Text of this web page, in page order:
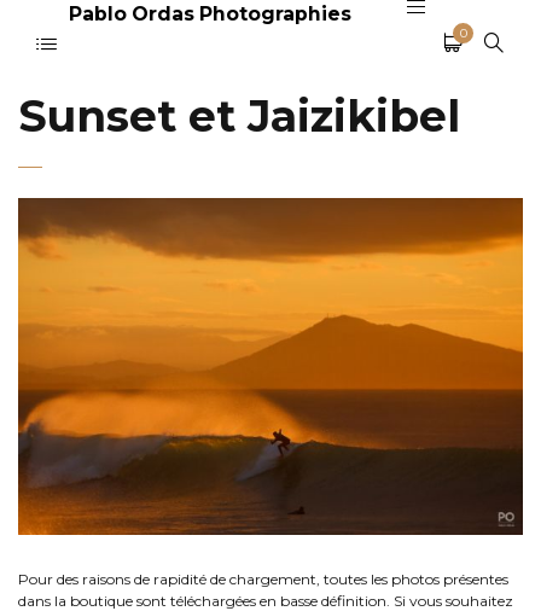
Pablo Ordas Photographies
0
Sunset et Jaizikibel
Pour des raisons de rapidité de chargement, toutes les photos présentes
dans la boutique sont téléchargées en basse définition. Si vous souhaitez